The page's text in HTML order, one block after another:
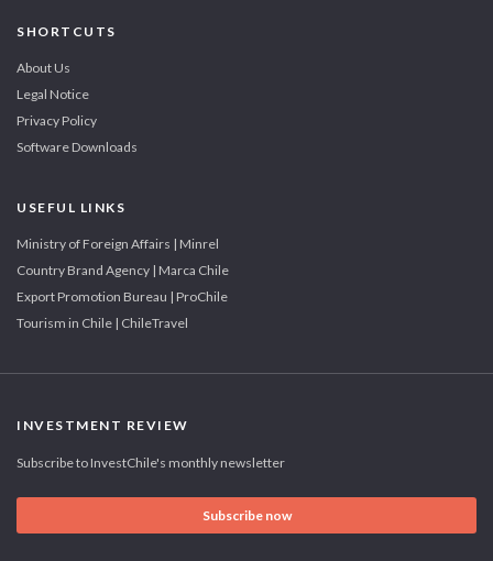
SHORTCUTS
About Us
Legal Notice
Privacy Policy
Software Downloads
USEFUL LINKS
Ministry of Foreign Affairs | Minrel
Country Brand Agency | Marca Chile
Export Promotion Bureau | ProChile
Tourism in Chile | ChileTravel
INVESTMENT REVIEW
Subscribe to InvestChile's monthly newsletter
Subscribe now